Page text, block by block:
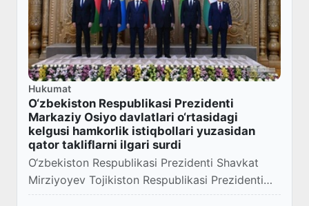
Hukumat
O‘zbekiston Respublikasi Prezidenti
Markaziy Osiyo davlatlari o‘rtasidagi
kelgusi hamkorlik istiqbollari yuzasidan
qator takliflarni ilgari surdi
O‘zbekiston Respublikasi Prezidenti Shavkat
Mirziyoyev Tojikiston Respublikasi Prezidenti
Emomali Rahmonning taklifiga binoan 14-